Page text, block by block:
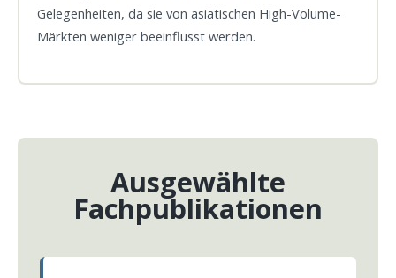
Gelegenheiten, da sie von asiatischen High-Volume-
Märkten weniger beeinflusst werden.
Ausgewählte
Fachpublikationen